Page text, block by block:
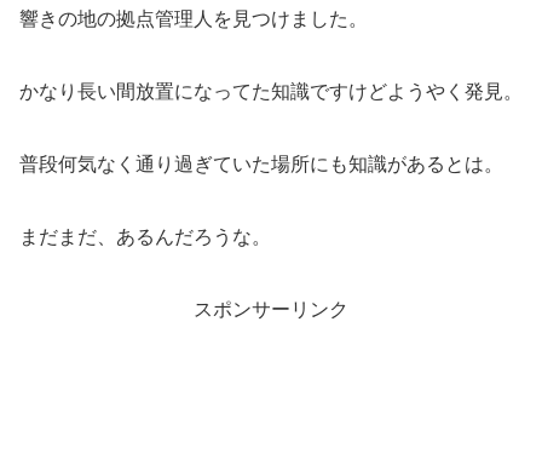
響きの地の拠点管理人を見つけました。
かなり長い間放置になってた知識ですけどようやく発見。
普段何気なく通り過ぎていた場所にも知識があるとは。
まだまだ、あるんだろうな。
スポンサーリンク